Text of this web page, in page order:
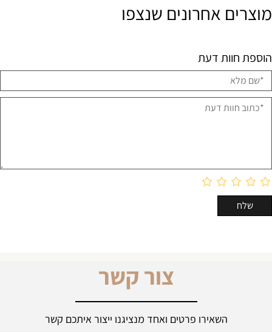
מוצרים אחרונים שנצפו
הוספת חוות דעת
צור קשר
השאירו פרטים ואחד מנציגנו ייצור איתכם קשר